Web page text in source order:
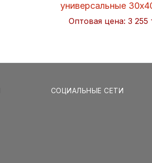
универсальные
Soft 50шт/упак. Hi-
Оптовая цена:3 255
СОЦИАЛЬНЫЕ СЕТИ